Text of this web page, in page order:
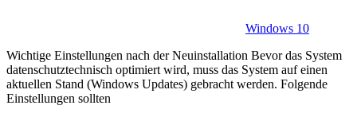
Windows 10
Wichtige Einstellungen nach der Neuinstallation Bevor das System
datenschutztechnisch optimiert wird, muss das System auf einen
aktuellen Stand (Windows Updates) gebracht werden. Folgende
Einstellungen sollten